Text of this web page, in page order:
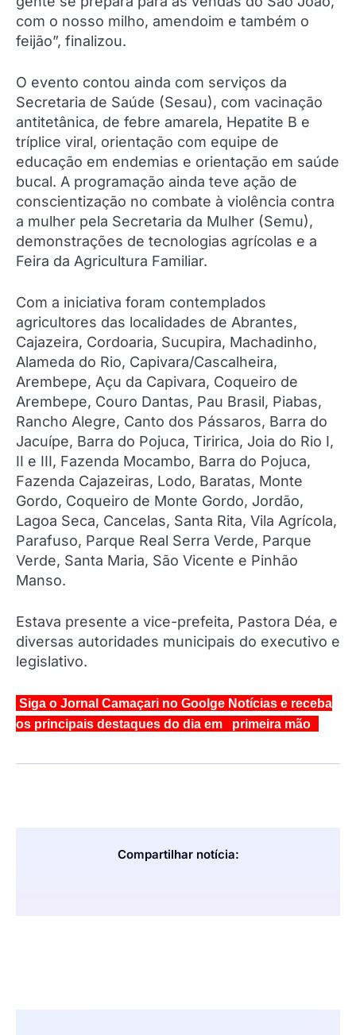
com o nosso milho, amendoim e também o
feijão”, finalizou.
O evento contou ainda com serviços da
Secretaria de Saúde (Sesau), com vacinação
antitetânica, de febre amarela, Hepatite B e
tríplice viral, orientação com equipe de
educação em endemias e orientação em saúde
bucal. A programação ainda teve ação de
conscientização no combate à violência contra
a mulher pela Secretaria da Mulher (Semu),
demonstrações de tecnologias agrícolas e a
Feira da Agricultura Familiar.
Com a iniciativa foram contemplados
agricultores das localidades de Abrantes,
Cajazeira, Cordoaria, Sucupira, Machadinho,
Alameda do Rio, Capivara/Cascalheira,
Arembepe, Açu da Capivara, Coqueiro de
Arembepe, Couro Dantas, Pau Brasil, Piabas,
Rancho Alegre, Canto dos Pássaros, Barra do
Jacuípe, Barra do Pojuca, Tiririca, Joia do Rio I,
II e III, Fazenda Mocambo, Barra do Pojuca,
Fazenda Cajazeiras, Lodo, Baratas, Monte
Gordo, Coqueiro de Monte Gordo, Jordão,
Lagoa Seca, Cancelas, Santa Rita, Vila Agrícola,
Parafuso, Parque Real Serra Verde, Parque
Verde, Santa Maria, São Vicente e Pinhão
Manso.
Estava presente a vice-prefeita, Pastora Déa, e
diversas autoridades municipais do executivo e
legislativo.
Siga o Jornal Camaçari no Goolge Notícias e receba
os principais destaques do dia em primeira mão
Compartilhar notícia: